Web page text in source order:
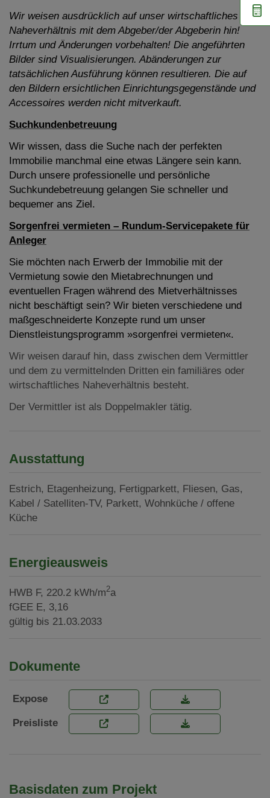
Wir weisen ausdrücklich auf unser wirtschaftliches
Naheverhältnis mit dem Abgeber/der Abgeberin hin!
Irrtum und Änderungen vorbehalten! Die angeführten
Bilder sind Visualisierungen. Abänderungen zur
tatsächlichen Ausführung können resultieren. Die auf
den Bildern ersichtlichen Einrichtungsgegenstände und
Accessoires werden nicht mitverkauft.
Suchkundenbetreuung
Wir wissen, dass die Suche nach der perfekten
Immobilie manchmal eine etwas Längere sein kann.
Durch unsere professionelle und persönliche
Suchkundebetreuung gelangen Sie schneller und
bequemer ans Ziel.
Sorgenfrei vermieten – Rundum-Servicepakete für
Anleger
Sie möchten nach Erwerb der Immobilie mit der
Vermietung sowie den Mietabrechnungen und
eventuellen Fragen während des Mietverhältnisses
nicht beschäftigt sein? Wir bieten verschiedene und
maßgeschneiderte Konzepte rund um unser
Dienstleistungsprogramm »sorgenfrei vermieten«.
Wir weisen darauf hin, dass zwischen dem Vermittler
und dem zu vermittelnden Dritten ein familiäres oder
wirtschaftliches Naheverhältnis besteht.
Der Vermittler ist als Doppelmakler tätig.
Ausstattung
Estrich Etagenheizung Fertigparkett Fliesen Gas
Kabel / Satelliten-TV Parkett Wohnküche / offene
Küche
Energieausweis
HWB F, 220.2 kWh/m2a
fGEE E, 3,16
gültig bis 21.03.2033
Dokumente
Expose
Preisliste
Basisdaten zum Projekt